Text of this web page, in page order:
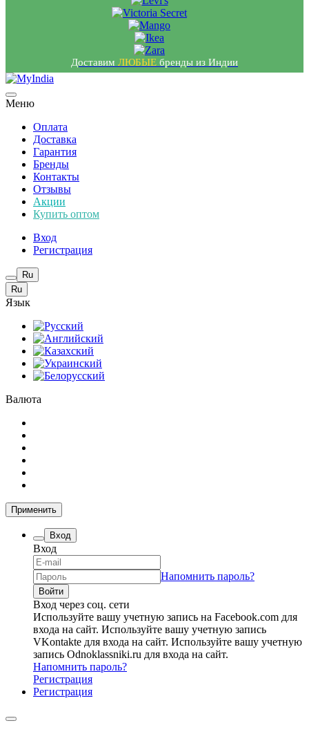
Доставим ЛЮБЫЕ бренды из Индии
Меню
Оплата
Доставка
Гарантия
Бренды
Контакты
Отзывы
Акции
Купить оптом
Вход
Регистрация
Ru
Ru
Язык
Валюта
Применить
Вход
Вход
Напомнить пароль?
Вход через соц. сети
Используйте вашу учетную запись на Facebook.com для
входа на сайт. Используйте вашу учетную запись
VKontakte для входа на сайт. Используйте вашу учетную
запись Odnoklassniki.ru для входа на сайт.
Напомнить пароль?
Регистрация
Регистрация